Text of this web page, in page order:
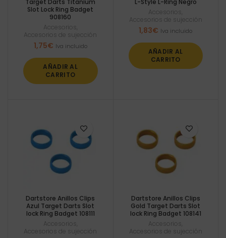
Slot Lock Ring Badget
908160
Accesorios
Accesorios de sujección
1,75€ Iva incluido
AÑADIR AL
CARRITO
Accesorios
Accesorios de sujección
1,83€ Iva incluido
AÑADIR AL
CARRITO
Dartstore Anillos Clips
Azul Target Darts Slot
lock Ring Badget 108111
Accesorios
Accesorios de sujección
Dartstore Anillos Clips
Gold Target Darts Slot
lock Ring Badget 108141
Accesorios
Accesorios de sujección